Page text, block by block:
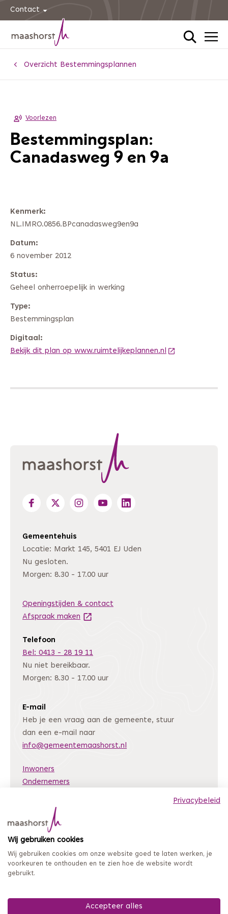
Privacybeleid
Wij gebruiken cookies
Wij gebruiken cookies om onze website goed te laten werken, je
voorkeuren te onthouden en te zien hoe de website wordt
gebruikt.
Accepteer alles
Contact
HomeOverzicht Bestemmingsplannen
Voorlezen
Bestemmingsplan:
Canadasweg 9 en 9a
Kenmerk
NL.IMRO.0856.BPcanadasweg9en9a
Datum
6 november 2012
Status
Geheel onherroepelijk in werking
Type
Bestemmingsplan
Digitaal
Bekijk dit plan op www.ruimtelijkeplannen.nl (Deze link gaat
Gemeentehuis
Locatie: Markt 145, 5401 EJ Uden
Nu gesloten.
Morgen: 8.30 - 17.00 uur
Openingstijden & contact
Afspraak maken (Deze link gaat naar een andere
Telefoon
Bel: 0413 - 28 19 11
Nu niet bereikbaar.
Morgen: 8.30 - 17.00 uur
E-mail
Heb je een vraag aan de gemeente, stuur
dan een e-mail naar
info@gemeentemaashorst.nl
Inwoners
Ondernemers
Archiefweb(Deze link gaat naar een andere website)
Coordinated Vulnerability Disclosure
Mijn loket
Privacy en persoonsgegevens
Toegankelijkheidsverklaring